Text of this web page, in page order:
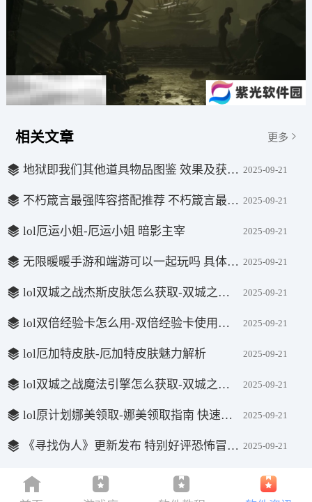
相关文章 更多
地狱即我们其他道具物品图鉴 效果及获取方法介绍 2025-09-21
不朽箴言最强阵容搭配推荐 不朽箴言最强阵容一览表 2025-09-21
lol厄运小姐-厄运小姐 暗影主宰 2025-09-21
无限暖暖手游和端游可以一起玩吗 具体介绍 2025-09-21
lol双城之战杰斯皮肤怎么获取-双城之战杰斯获取指南 2025-09-21
lol双倍经验卡怎么用-双倍经验卡使用全攻略 2025-09-21
lol厄加特皮肤-厄加特皮肤魅力解析 2025-09-21
lol双城之战魔法引擎怎么获取-双城之战魔法引擎获取指南 2025-09-21
lol原计划娜美领取-娜美领取指南 快速入手教程 2025-09-21
《寻找伪人》更新发布 特别好评恐怖冒险新游 2025-09-21